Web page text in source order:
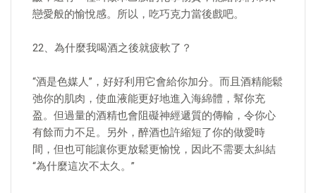
戀愛般的愉悅感。所以，吃巧克力當後戲吧。
22、為什麼我喝酒之後就疲軟了？
“酒是色媒人”，好好利用它會給你加分。而且酒精能鬆
弛你的肌肉，使血液能更好地進入海綿體，幫你充
盈。但過量的酒精也會阻礙神經遞質的傳輸，令你心
有餘而力不足。另外，醉酒也許縮短了你的做愛時
間，但也可能讓你更放鬆更愉悅，因此不需要太糾結
“為什麼這次不太久。”